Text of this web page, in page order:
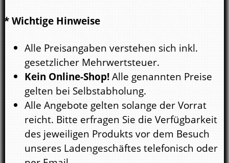
* Wichtige Hinweise
Alle Preisangaben verstehen sich inkl.
gesetzlicher Mehrwertsteuer.
Kein Online-Shop!Alle genannten Preise
gelten bei Selbstabholung.
Alle Angebote gelten solange der Vorrat
reicht. Bitte erfragen Sie die Verfügbarkeit
des jeweiligen Produkts vor dem Besuch
unseres Ladengeschäftes telefonisch oder